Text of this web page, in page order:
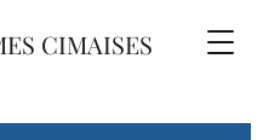
CIMAISES